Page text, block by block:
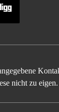
nicht zu eigen.